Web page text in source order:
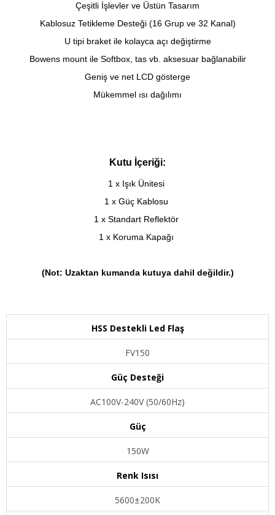
Çeşitli İşlevler ve Üstün Tasarım
Kablosuz Tetikleme Desteği (16 Grup ve 32 Kanal)
U tipi braket ile kolayca açı değiştirme
Bowens mount ile Softbox, tas vb. aksesuar bağlanabilir
Geniş ve net LCD gösterge
Mükemmel ısı dağılımı
Kutu İçeriği:
1 x Işık Ünitesi
1 x Güç Kablosu
1 x Standart Reflektör
1 x Koruma Kapağı
(Not: Uzaktan kumanda kutuya dahil değildir.)
HSS Destekli Led Flaş
FV150
Güç Desteği
AC100V-240V (50/60Hz)
Güç
150W
Renk Isısı
5600±200K